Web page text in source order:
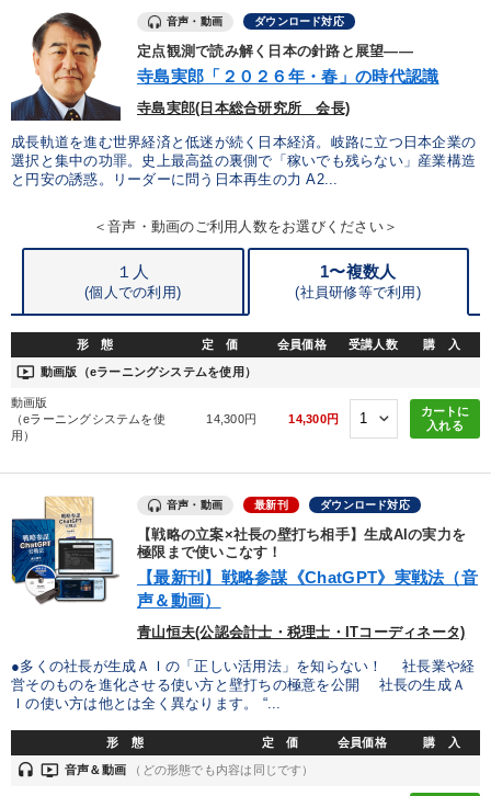
最新トレンドと時代の潮流を押さえる
経営リーダーの考え方と戦略を学ぶ 【2月】音声・映像
資産戦略 会社のパフォーマンスを高める講話
オーナー社長の「現場力の経営」＋現場の「儲ける力」をさらに
高める教材２選
目的別
財務・数字力の向上 財務・数字力の向上
発想力を磨きたい
キーワード
多角化・新規事業 地方企業の勝ち方 両利きの経営
銀行交渉 デジタルマーケティング 女性経営者
※「更新」を押すと「カテゴリー」「目的別」「キーワード」を更新いただけます。
local_offer タグから探す
すべての音声・動画（全2076タイトル）からお探しいただけます
音声・動画 ダウンロード対応
定点観測で読み解く日本の針路と展望――
寺島実郎「２０２６年・春」の時代認識
寺島実郎(日本総合研究所 会長)
成長軌道を進む世界経済と低迷が続く日本経済。岐路に立つ日本企業の
選択と集中の功罪。史上最高益の裏側で「稼いでも残らない」産業構造
と円安の誘惑。リーダーに問う日本再生の力 A2...
＜音声・動画のご利用人数をお選びください＞
１人
(個人での利用)
1〜複数人
(社員研修等で利用)
形 態 定 価 会員価格 受講人数 購 入
ondemand_video 動画版（eラーニングシステムを使用）
動画版
（eラーニングシステムを使
用）
14,300円 14,300円
カートに
入れる
音声・動画 最新刊 ダウンロード対応
【戦略の立案×社長の壁打ち相手】生成AIの実力を
極限まで使いこなす！
【最新刊】戦略参謀《ChatGPT》実戦法（音
声＆動画）
青山恒夫(公認会計士・税理士・ITコーディネータ)
●多くの社長が生成ＡＩの「正しい活用法」を知らない！ 社長業や経
営そのものを進化させる使い方と壁打ちの極意を公開 社長の生成Ａ
Ｉの使い方は他とは全く異なります。 “...
形 態 定 価 会員価格 購 入
headset ondemand_video 音声＆動画 （どの形態でも内容は同じです）